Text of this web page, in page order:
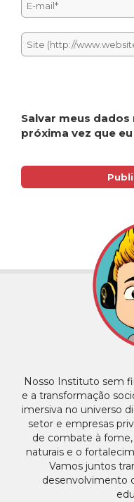
Salvar meus
próxima vez que
Nosso Instituto sem
e a transformação
imersiva no universo
setor e empresas
de combate à
naturais e o
Vamos juntos
desenvolvimento